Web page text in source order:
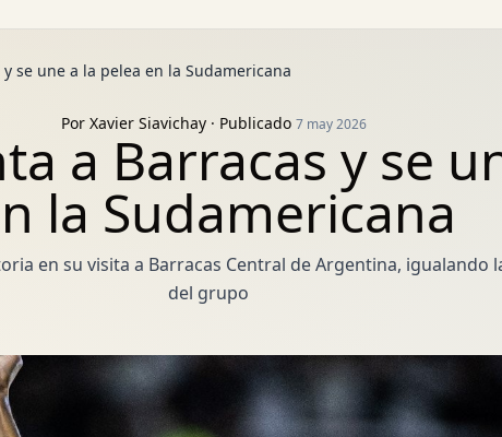
se une a la pelea en la Sudamericana
Por Xavier Siavichay · Publicado 7 may 2026
a Barracas y se
la Sudamericana
en su visita a Barracas Central de Argentina, igualando
del grupo